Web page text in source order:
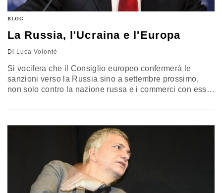
BLOG
La Russia, l'Ucraina e l'Europa
Di Luca Volontè
Si vocifera che il Consiglio europeo confermerà le
sanzioni verso la Russia sino a settembre prossimo,
non solo contro la nazione russa e i commerci con essa,
fa allo scopo di piegare la Russia e provocarne